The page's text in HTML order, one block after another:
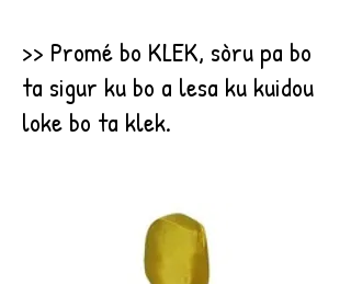
>> Promé bo KLEK, sòru pa bo
ta sigur ku bo a lesa ku kuidou
loke bo ta klek.